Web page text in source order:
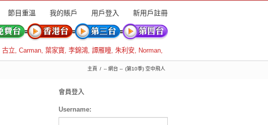
節目重溫 我的賬戶 用戶登入 新用戶註冊
古立, Carman, 葉家寶, 李錦鴻, 譚雁瞳, 朱利安, Norman,
主頁 -- 網台 -- (第10季) 空中飛人
會員登入
Username: